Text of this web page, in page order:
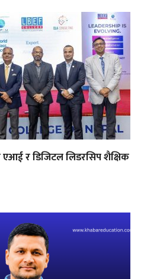
एआई र डिजिटल लिडरसिप शैक्षिक